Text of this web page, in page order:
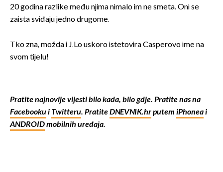
20 godina razlike među njima nimalo im ne smeta. Oni se
zaista sviđaju jedno drugome.
Tko zna, možda i J.Lo uskoro istetovira Casperovo ime na
svom tijelu!
Pratite najnovije vijesti bilo kada, bilo gdje. Pratite nas na
Facebookui Twitteru. PratiteDNEVNIK.hrputem iPhoneai
ANDROIDmobilnih uređaja.